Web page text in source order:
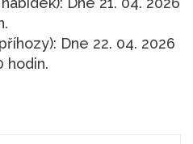
Dne 22. 04. 2026